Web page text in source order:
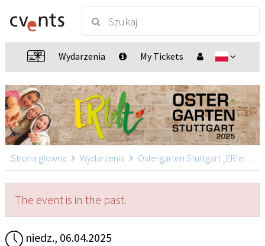
Wydarzenia My Tickets
Strona głowna Wydarzenia Ostergarten Stuttgart „ERlebt“
The event is in the past.
niedz., 06.04.2025